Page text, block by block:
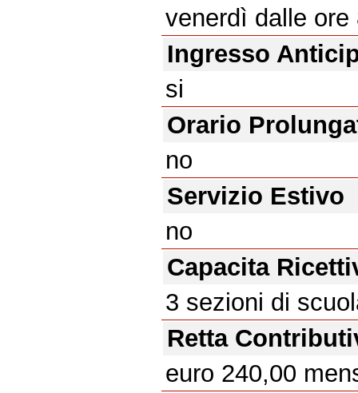
venerdì dalle
Ingresso
si
Orario
no
Servizio Estivo
no
Capacita
3 sezioni di
Retta
euro 240,00